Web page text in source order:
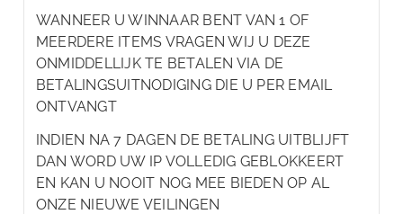
WANNEER U WINNAAR BENT VAN 1 OF
MEERDERE ITEMS VRAGEN WIJ U DEZE
ONMIDDELLIJK TE BETALEN VIA DE
BETALINGSUITNODIGING DIE U PER EMAIL
ONTVANGT
INDIEN NA 7 DAGEN DE BETALING UITBLIJFT
DAN WORD UW IP VOLLEDIG GEBLOKKEERT
EN KAN U NOOIT NOG MEE BIEDEN OP AL
ONZE NIEUWE VEILINGEN